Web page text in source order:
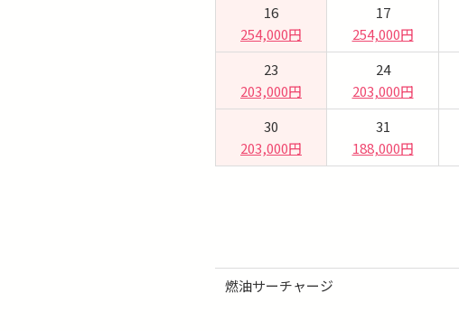
16
254,000円
17
254,000円
23
203,000円
24
203,000円
30
203,000円
31
188,000円
燃油サーチャージ